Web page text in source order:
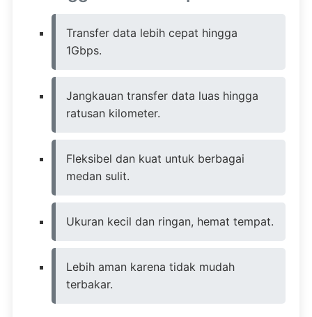
Transfer data lebih cepat hingga
1Gbps.
Jangkauan transfer data luas hingga
ratusan kilometer.
Fleksibel dan kuat untuk berbagai
medan sulit.
Ukuran kecil dan ringan, hemat tempat.
Lebih aman karena tidak mudah
terbakar.